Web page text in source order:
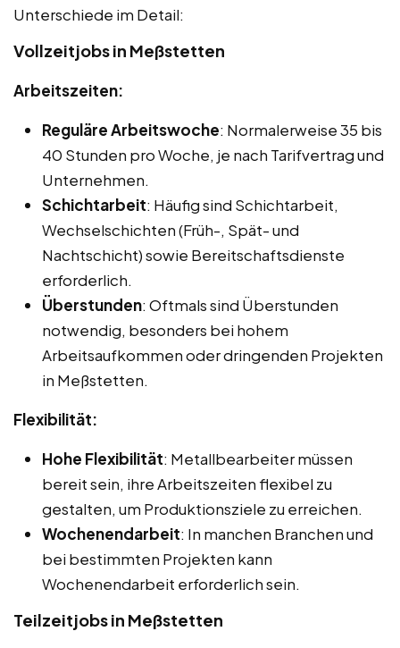
Unterschiede im Detail:
Vollzeitjobs in Meßstetten
Arbeitszeiten:
Reguläre Arbeitswoche: Normalerweise 35 bis
40 Stunden pro Woche, je nach Tarifvertrag und
Unternehmen.
Schichtarbeit: Häufig sind Schichtarbeit,
Wechselschichten (Früh-, Spät- und
Nachtschicht) sowie Bereitschaftsdienste
erforderlich.
Überstunden: Oftmals sind Überstunden
notwendig, besonders bei hohem
Arbeitsaufkommen oder dringenden Projekten
in Meßstetten.
Flexibilität:
Hohe Flexibilität: Metallbearbeiter müssen
bereit sein, ihre Arbeitszeiten flexibel zu
gestalten, um Produktionsziele zu erreichen.
Wochenendarbeit: In manchen Branchen und
bei bestimmten Projekten kann
Wochenendarbeit erforderlich sein.
Teilzeitjobs in Meßstetten